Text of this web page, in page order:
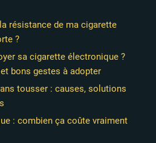
résistance de ma cigarette
?
sa cigarette électronique ?
bons gestes à adopter
tousser : causes, solutions
: combien ça coûte vraiment